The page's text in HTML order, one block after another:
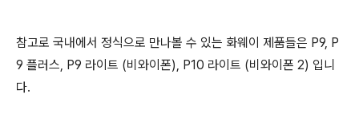
참고로 국내에서 정식으로 만나볼 수 있는 화웨이 제품들은 P9, P
9 플러스, P9 라이트 (비와이폰), P10 라이트 (비와이폰 2) 입니
다.